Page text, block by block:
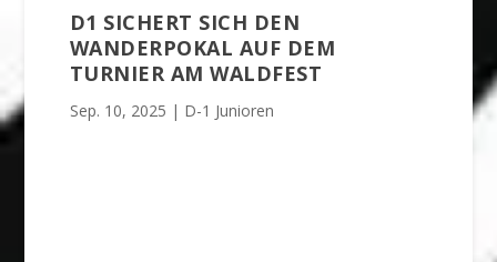
D1 SICHERT SICH DEN
WANDERPOKAL AUF DEM
TURNIER AM WALDFEST
Sep. 10, 2025 | D-1 Junioren